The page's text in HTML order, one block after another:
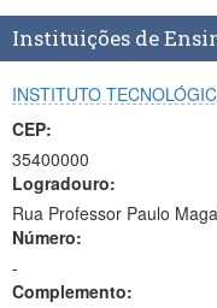
Instituições de
INSTITUTO
CEP:
35400000
Logradouro:
Rua Professor Paulo
Número:
-
Complemento: